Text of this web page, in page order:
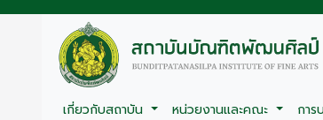
เกี่ยวกับสถาบัน หน่วยงานและคณะ การ